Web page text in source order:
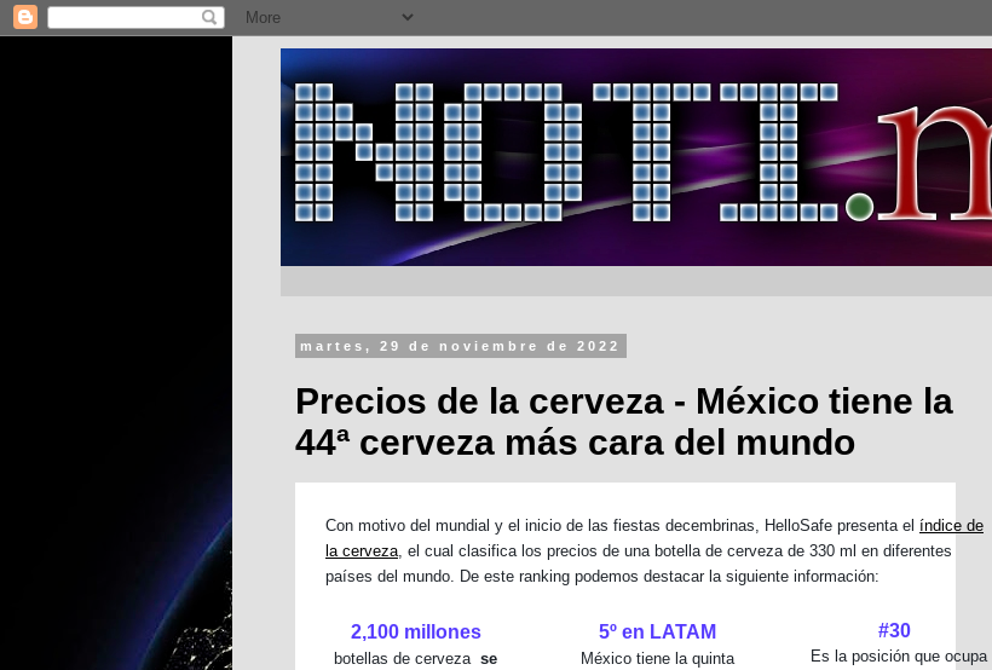
martes, 29 de noviembre de 2022
Precios de la cerveza - México tiene la
44ª cerveza más cara del mundo
Con motivo del mundial y el inicio de las fiestas decembrinas, HelloSafe presenta el índice de
la cerveza , el cual clasifica los precios de una botella de cerveza de 330 ml en diferentes
países del mundo. De este ranking podemos destacar la siguiente información:
2,100 millones
botellas de cervezase
5º en LATAM
México tiene la quinta
#30
Es la posición que ocupa